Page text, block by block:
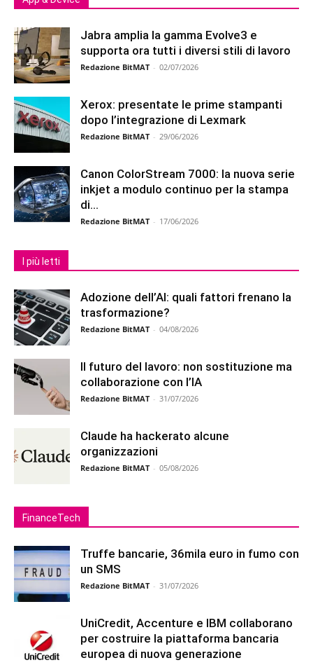
Jabra amplia la gamma Evolve3 e
supporta ora tutti i diversi stili di lavoro
Redazione BitMAT - 02/07/2026
Xerox: presentate le prime stampanti
dopo l’integrazione di Lexmark
Redazione BitMAT - 29/06/2026
Canon ColorStream 7000: la nuova serie
inkjet a modulo continuo per la stampa
di...
Redazione BitMAT - 17/06/2026
I più letti
Adozione dell’AI: quali fattori frenano la
trasformazione?
Redazione BitMAT - 04/08/2026
Il futuro del lavoro: non sostituzione ma
collaborazione con l’IA
Redazione BitMAT - 31/07/2026
Claude ha hackerato alcune
organizzazioni
Redazione BitMAT - 05/08/2026
FinanceTech
Truffe bancarie, 36mila euro in fumo con
un SMS
Redazione BitMAT - 31/07/2026
UniCredit, Accenture e IBM collaborano
per costruire la piattaforma bancaria
europea di nuova generazione